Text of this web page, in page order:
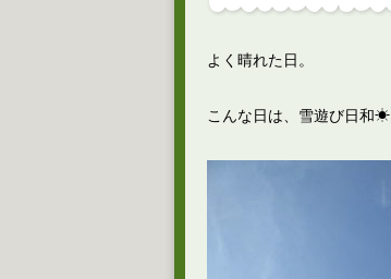
よく晴れた日。
こんな日は、雪遊び日和☀